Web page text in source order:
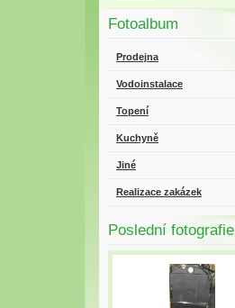
Fotoalbum
Prodejna
Vodoinstalace
Topení
Kuchyně
Jiné
Realizace zakázek
Poslední fotografie